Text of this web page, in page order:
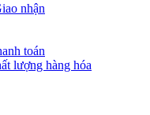
nhận
toán
lượng hàng hóa